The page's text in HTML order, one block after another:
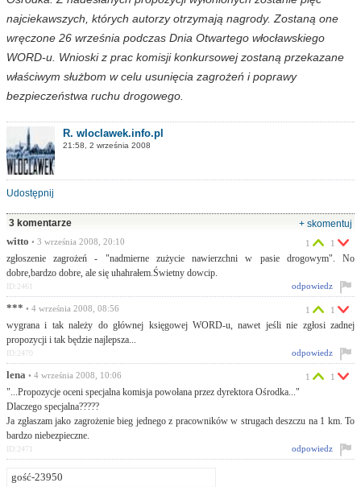
najciekawszych, których autorzy otrzymają nagrody. Zostaną one
wręczone 26 września podczas Dnia Otwartego włocławskiego
WORD-u. Wnioski z prac komisji konkursowej zostaną przekazane
właściwym służbom w celu usunięcia zagrożeń i poprawy
bezpieczeństwa ruchu drogowego.
R. wloclawek.info.pl
21:58, 2 września 2008
Udostępnij
3 komentarze
+ skomentuj
witto • 3 września 2008, 20:10
zgłoszenie zagrożeń - "nadmierne zużycie nawierzchni w pasie drogowym". No
dobre,bardzo dobre, ale się uhahrałem.Świetny dowcip.
1 1
odpowiedz
ID:2461
*** • 4 września 2008, 08:56
wygrana i tak należy do głównej księgowej WORD-u, nawet jeśli nie zgłosi zadnej
propozycji i tak będzie najlepsza...
1 1
odpowiedz
ID:2470
lena • 4 września 2008, 10:06
"...Propozycje oceni specjalna komisja powołana przez dyrektora Ośrodka..."
Dlaczego specjalna?????
Ja zgłaszam jako zagrożenie bieg jednego z pracowników w strugach deszczu na 1 km. To
bardzo niebezpieczne.
1 1
odpowiedz
ID:2471